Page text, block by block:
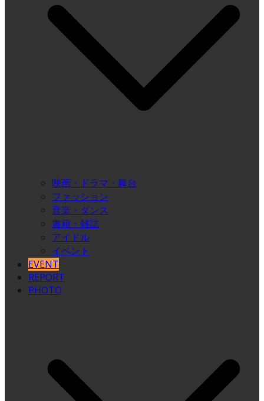
映画・ドラマ・舞台
ファッション
音楽・ダンス
書籍・雑誌
アイドル
イベント
EVENT
REPORT
PHOTO